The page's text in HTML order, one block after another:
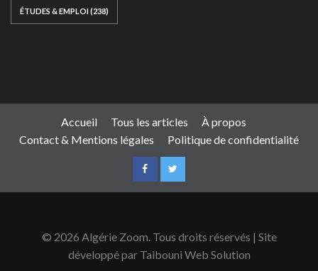
ÉTUDES & EMPLOI(238)
Accueil Tous les articles
À propos
Contact & Mentions légales
Politique de confidentialité
© 2026 Algérie Zoom. Tous droits réservés | Site
développé par Taibouni Web Solution